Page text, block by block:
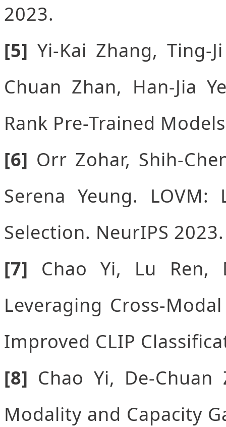
2023.
[5] Yi-Kai Zhang, Ting-
Chuan Zhan, Han-Jia
Rank Pre-Trained
[6] Orr Zohar, Shih-
Serena Yeung. LOVM:
Selection. NeurIPS 2023.
[7] Chao Yi, Lu Ren,
Leveraging Cross-
Improved CLIP
[8] Chao Yi, De-
Modality and Capacity